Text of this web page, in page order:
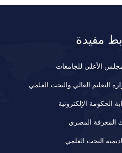
مفيدة
الأعلى للجامعات
التعليم العالي والبحث العلمي
الحكومة الإلكترونية
المعرفة المصري
البحث العلمي